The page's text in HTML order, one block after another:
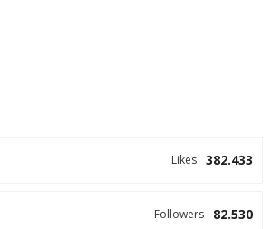
382.433
Likes
82.530
Followers